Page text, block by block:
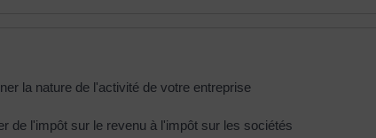
la nature de l'activité de votre entreprise
de l'impôt sur le revenu à l'impôt sur les sociétés